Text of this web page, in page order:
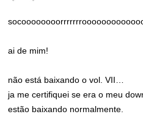
ai de mim!
não está baixando o vol. VII…
ja me certifiquei se era o meu
estão baixando normalmente.